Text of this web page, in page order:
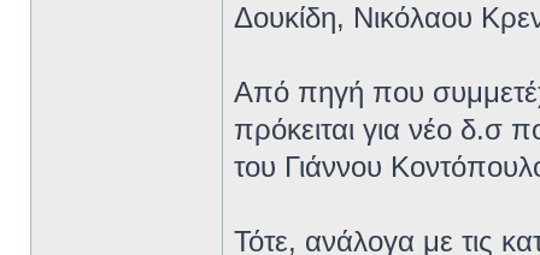
Δουκίδη, Νικόλαου
Από πηγή που
πρόκειται για νέο δ.σ
του Γιάννου
Τότε, ανάλογα με τις